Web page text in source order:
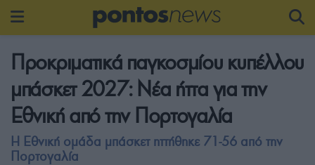
Προκριματικά παγκοσμίου κυπέλλου
μπάσκετ 2027: Νέα ήττα για την
Εθνική από την Πορτογαλία
Η Εθνική ομάδα μπάσκετ ηττήθηκε 71-56 από την
Πορτογαλία